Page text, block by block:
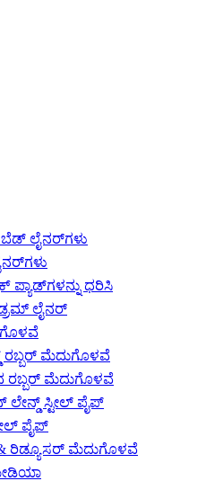
ಬೆಡ್ ಲೈನರ್‌ಗಳು
ಪ್ಯಾಡ್‌ಗಳನ್ನು ಧರಿಸಿ
ಲೈನರ್
ರಬ್ಬರ್ ಮೆದುಗೊಳವೆ
ರಬ್ಬರ್ ಮೆದುಗೊಳವೆ
ಸ್ಟೀಲ್ ಪೈಪ್
ಪೈಪ್
ರಿಡ್ಯೂಸರ್ ಮೆದುಗೊಳವೆ